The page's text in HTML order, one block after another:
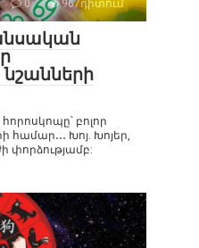
0 967դիտում
բոլոր
Խոյ. Խոյեր,
փորձությամբ: